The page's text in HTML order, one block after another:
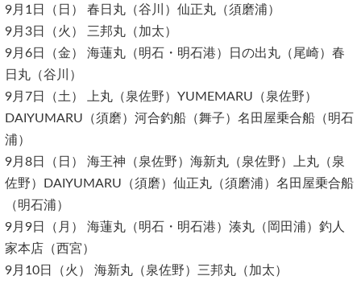
9月1日（日） 春日丸（谷川）仙正丸（須磨浦）
9月3日（火） 三邦丸（加太）
9月6日（金） 海蓮丸（明石・明石港）日の出丸（尾崎）春
日丸（谷川）
9月7日（土） 上丸（泉佐野）YUMEMARU（泉佐野）
DAIYUMARU（須磨）河合釣船（舞子）名田屋乗合船（明石
浦）
9月8日（日） 海王神（泉佐野）海新丸（泉佐野）上丸（泉
佐野）DAIYUMARU（須磨）仙正丸（須磨浦）名田屋乗合船
（明石浦）
9月9日（月） 海蓮丸（明石・明石港）湊丸（岡田浦）釣人
家本店（西宮）
9月10日（火） 海新丸（泉佐野）三邦丸（加太）